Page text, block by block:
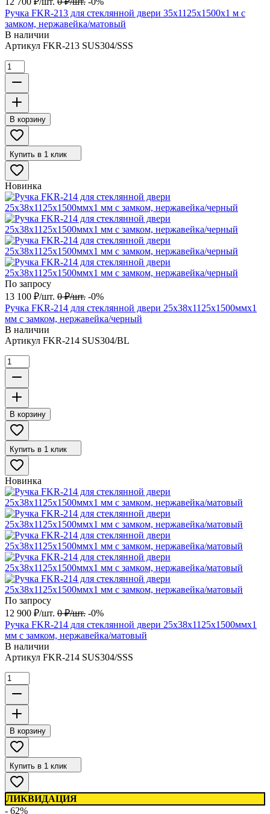
Ручка FKR-213 для стеклянной двери 35x1125х1500х1 м с
замком, нержавейка/матовый
В наличии
Артикул FKR-213 SUS304/SSS
В корзину
Купить в 1 клик
Новинка
По запросу
13 100 ₽/шт. 0 ₽/шт. -0%
Ручка FKR-214 для стеклянной двери 25х38х1125x1500ммх1
мм с замком, нержавейка/черный
В наличии
Артикул FKR-214 SUS304/BL
В корзину
Купить в 1 клик
Новинка
По запросу
12 900 ₽/шт. 0 ₽/шт. -0%
Ручка FKR-214 для стеклянной двери 25х38х1125x1500ммх1
мм с замком, нержавейка/матовый
В наличии
Артикул FKR-214 SUS304/SSS
В корзину
Купить в 1 клик
ЛИКВИДАЦИЯ
- 62%